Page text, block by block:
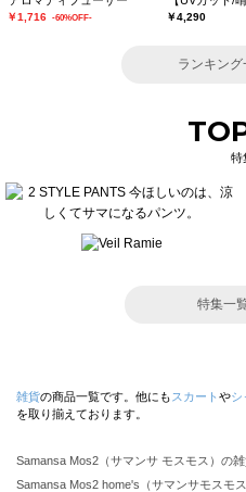
￥1,716 -60%OFF- ￥4,290
ランキン
特
特集一
雑貨の商品一覧です。他にも スカート やシ
を取り揃えております。
Samansa Mos2（サマンサ モスモス）の
Samansa Mos2 home's（サマンサモスモ